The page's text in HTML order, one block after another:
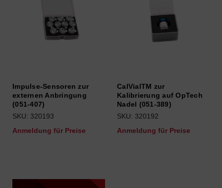
Impulse-Sensoren zur
externen Anbringung
(051-407)
SKU: 320193
Anmeldung für Preise
CalVialTM zur
Kalibrierung auf OpTech
Nadel (051-389)
SKU: 320192
Anmeldung für Preise